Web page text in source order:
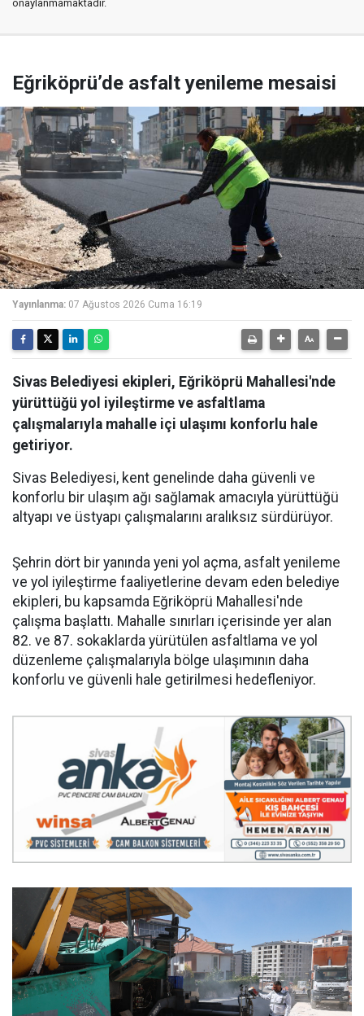
onaylanmamaktadır.
Eğriköprü’de asfalt yenileme mesaisi
Yayınlanma: 07 Ağustos 2026 Cuma 16:19
Sivas Belediyesi ekipleri, Eğriköprü Mahallesi'nde
yürüttüğü yol iyileştirme ve asfaltlama
çalışmalarıyla mahalle içi ulaşımı konforlu hale
getiriyor.
Sivas Belediyesi, kent genelinde daha güvenli ve
konforlu bir ulaşım ağı sağlamak amacıyla yürüttüğü
altyapı ve üstyapı çalışmalarını aralıksız sürdürüyor.
Şehrin dört bir yanında yeni yol açma, asfalt yenileme
ve yol iyileştirme faaliyetlerine devam eden belediye
ekipleri, bu kapsamda Eğriköprü Mahallesi'nde
çalışma başlattı. Mahalle sınırları içerisinde yer alan
82. ve 87. sokaklarda yürütülen asfaltlama ve yol
düzenleme çalışmalarıyla bölge ulaşımının daha
konforlu ve güvenli hale getirilmesi hedefleniyor.